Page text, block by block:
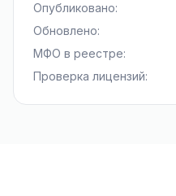
Опубликовано:
Обновлено:
МФО в реестре:
Проверка лицензий: